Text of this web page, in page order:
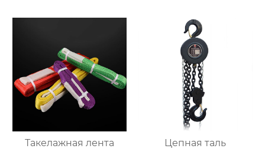
Такелажная лента Цепная таль